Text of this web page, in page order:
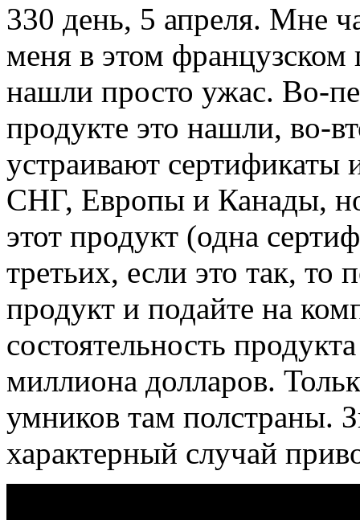
330 день, 5 апреля. Мне
меня в этом французском
нашли просто ужас. Во-
продукте это нашли, во-
устраивают сертификаты
СНГ, Европы и Канады,
этот продукт (одна
третьих, если это так, то
продукт и подайте на
состоятельность
миллиона долларов.
умников там полстраны.
характерный случай